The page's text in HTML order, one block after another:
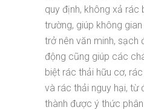
quy định, không xả rác
trường, giúp không
trở nên văn minh, sạch
động cũng giúp các
biệt rác thải hữu cơ,
và rác thải nguy hại, từ
thành được ý thức